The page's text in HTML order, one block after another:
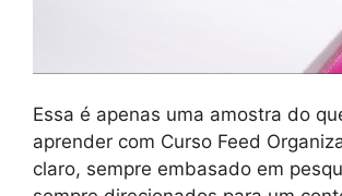
Essa é apenas uma amostra do
aprender com Curso Feed
claro, sempre embasado em